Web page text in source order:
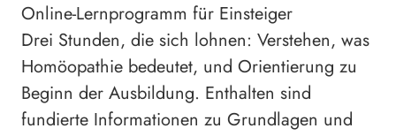
Online-Lernprogramm für Einsteiger
Drei Stunden, die sich lohnen: Verstehen, was
Homöopathie bedeutet, und Orientierung zu
Beginn der Ausbildung. Enthalten sind
fundierte Informationen zu Grundlagen und